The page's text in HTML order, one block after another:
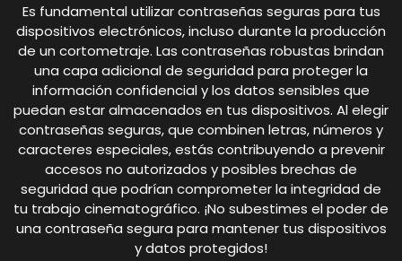
Es fundamental utilizar contraseñas seguras para tus
dispositivos electrónicos, incluso durante la producción
de un cortometraje. Las contraseñas robustas brindan
una capa adicional de seguridad para proteger la
información confidencial y los datos sensibles que
puedan estar almacenados en tus dispositivos. Al elegir
contraseñas seguras, que combinen letras, números y
caracteres especiales, estás contribuyendo a prevenir
accesos no autorizados y posibles brechas de
seguridad que podrían comprometer la integridad de
tu trabajo cinematográfico. ¡No subestimes el poder de
una contraseña segura para mantener tus dispositivos
y datos protegidos!